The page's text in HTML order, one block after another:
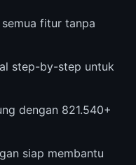
fitur tanpa
step-by-step untuk
dengan 821.540+
siap membantu